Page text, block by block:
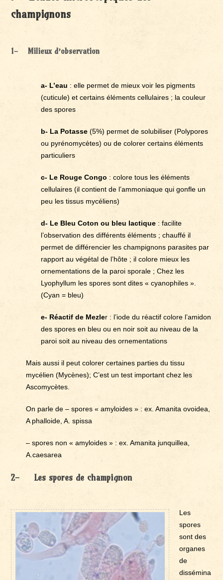
champignons
1- Milieux d’observation
a- L’eau : elle permet de mieux voir les pigments
(cuticule) et certains éléments cellulaires ; la couleur
des spores
b- La Potasse (5%) permet de solubiliser (Polypores
ou pyrénomycètes) ou de colorer certains éléments
particuliers
c- Le Rouge Congo : colore tous les éléments
cellulaires (il contient de l’ammoniaque qui gonfle un
peu les tissus mycéliens)
d- Le Bleu Coton ou bleu lactique : facilite
l’observation des différents éléments ; chauffé il
permet de différencier les champignons parasites par
rapport au végétal de l’hôte ; il colore mieux les
ornementations de la paroi sporale ; Chez les
Lyophyllum les spores sont dites « cyanophiles ».
(Cyan = bleu)
e- Réactif de Mezler : l’iode du réactif colore l’amidon
des spores en bleu ou en noir soit au niveau de la
paroi soit au niveau des ornementations
Mais aussi il peut colorer certaines parties du tissu
mycélien (Mycènes); C’est un test important chez les
Ascomycètes.
On parle de – spores « amyloides » : ex. Amanita ovoidea,
A phalloide, A. spissa
– spores non « amyloides » : ex. Amanita junquillea,
A.caesarea
2- Les spores de champignon
Les
spores
sont des
organes
de
dissémina